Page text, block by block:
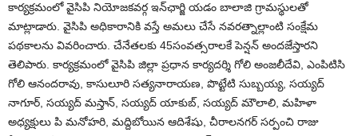
కార్యక్ర‌మంలో వైసిపి నియోజ‌క‌వ‌ర్గ ఇన్‌ఛార్జి య‌డం బాలాజి గ్రామ‌స్థుల‌తో
మాట్లాడారు. వైసిపి అధికారానికి వ‌స్తే అమ‌లు చేసే న‌వ‌ర‌త్నాల్లాంటి సంక్షేమ
ప‌థ‌కాల‌ను వివ‌రించారు. చేనేత‌ల‌కు 45సంవ‌త్స‌రాల‌కే పెన్ష‌న్ అంద‌జేస్తార‌ని
తెలిపారు. కార్య‌క్ర‌మంలో వైసిపి జిల్లా ప్ర‌ధాన కార్య‌ద‌ర్శి గోలి అంజ‌లీదేవి, ఎంపిటిసి
గోలి ఆనంద‌రావు, కాసులూరి స‌త్య‌నారాయ‌ణ‌, పొట్టేటి సుబ్బ‌య్య‌, స‌య్య‌ద్
నాగూర్‌, స‌య్య‌ద్ మ‌స్తాన్‌, స‌య్య‌ద్ యాకుబ్‌, స‌య్య‌ద్ మౌలాలి, మ‌హిళా
అధ్య‌క్షులు పి మ‌నోహ‌రి, మ‌ద్దిబోయిన ఆదిశేషు, చీరాల‌న‌గ‌ర్ స‌ర్పంచి రాజు